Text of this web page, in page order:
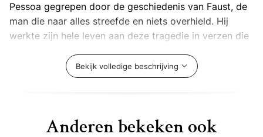
Pessoa gegrepen door de geschiedenis van Faust, de
man die naar alles streefde en niets overhield. Hij
werkte zijn hele leven aan deze tragedie in verzen die
laboratorium van geest en ziel de goden uit
tevoorschijn te komen uit hun nietbestaan en hij
Bekijk volledige beschrijving
Anderen bekeken ook